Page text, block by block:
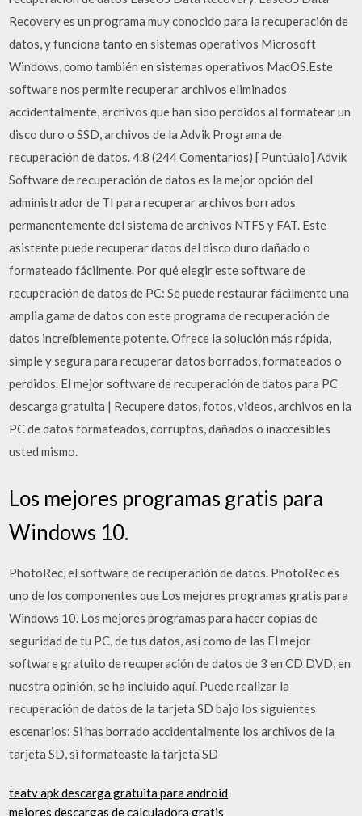
Recovery es un programa muy conocido para la recuperación de
datos, y funciona tanto en sistemas operativos Microsoft
Windows, como también en sistemas operativos MacOS.Este
software nos permite recuperar archivos eliminados
accidentalmente, archivos que han sido perdidos al formatear un
disco duro o SSD, archivos de la Advik Programa de
recuperación de datos. 4.8 (244 Comentarios) [ Puntúalo] Advik
Software de recuperación de datos es la mejor opción del
administrador de TI para recuperar archivos borrados
permanentemente del sistema de archivos NTFS y FAT. Este
asistente puede recuperar datos del disco duro dañado o
formateado fácilmente. Por qué elegir este software de
recuperación de datos de PC: Se puede restaurar fácilmente una
amplia gama de datos con este programa de recuperación de
datos increíblemente potente. Ofrece la solución más rápida,
simple y segura para recuperar datos borrados, formateados o
perdidos. El mejor software de recuperación de datos para PC
descarga gratuita | Recupere datos, fotos, videos, archivos en la
PC de datos formateados, corruptos, dañados o inaccesibles
usted mismo.
Los mejores programas gratis para
Windows 10.
PhotoRec, el software de recuperación de datos. PhotoRec es
uno de los componentes que Los mejores programas gratis para
Windows 10. Los mejores programas para hacer copias de
seguridad de tu PC, de tus datos, así como de las El mejor
software gratuito de recuperación de datos de 3 en CD DVD, en
nuestra opinión, se ha incluido aquí. Puede realizar la
recuperación de datos de la tarjeta SD bajo los siguientes
escenarios: Si has borrado accidentalmente los archivos de la
tarjeta SD, si formateaste la tarjeta SD
teatv apk descarga gratuita para android
mejores descargas de calculadora gratis